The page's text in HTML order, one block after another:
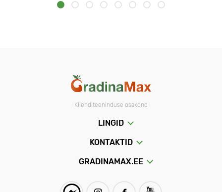
Klienditeeninduse osakond
LINGID
KONTAKTID
GRADINAMAX.EE